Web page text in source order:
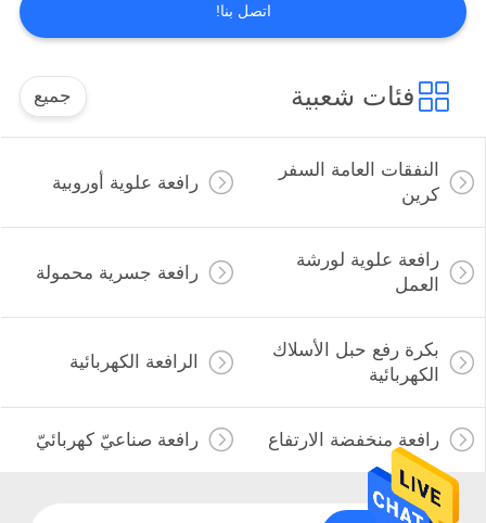
اتصل بنا!
فئات شعبية جميع
النفقات العامة السفر
كرين
رافعة علوية أوروبية
رافعة علوية لورشة
العمل
رافعة جسرية محمولة
بكرة رفع حبل الأسلاك
الكهربائية
الرافعة الكهربائية
رافعة منخفضة الارتفاع رافعة صناعيّ كهربائيّ